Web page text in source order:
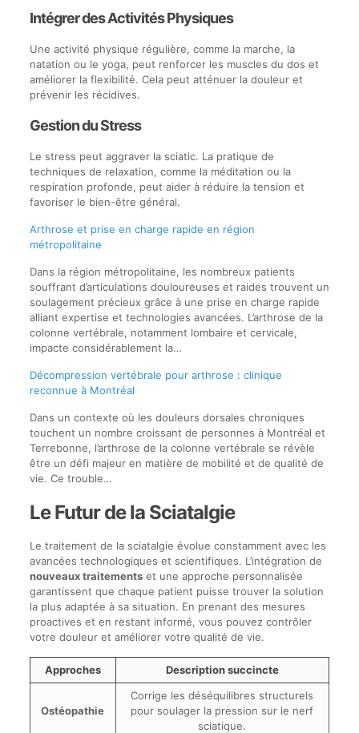
Intégrer des Activités Physiques
Une activité physique régulière, comme la marche, la
natation ou le yoga, peut renforcer les muscles du dos et
améliorer la flexibilité. Cela peut atténuer la douleur et
prévenir les récidives.
Gestion du Stress
Le stress peut aggraver la sciatic. La pratique de
techniques de relaxation, comme la méditation ou la
respiration profonde, peut aider à réduire la tension et
favoriser le bien-être général.
Arthrose et prise en charge rapide en région
métropolitaine
Dans la région métropolitaine, les nombreux patients
souffrant d’articulations douloureuses et raides trouvent un
soulagement précieux grâce à une prise en charge rapide
alliant expertise et technologies avancées. L’arthrose de la
colonne vertébrale, notamment lombaire et cervicale,
impacte considérablement la…
Décompression vertébrale pour arthrose : clinique
reconnue à Montréal
Dans un contexte où les douleurs dorsales chroniques
touchent un nombre croissant de personnes à Montréal et
Terrebonne, l’arthrose de la colonne vertébrale se révèle
être un défi majeur en matière de mobilité et de qualité de
vie. Ce trouble…
Le Futur de la Sciatalgie
Le traitement de la sciatalgie évolue constamment avec les
avancées technologiques et scientifiques. L’intégration de
nouveaux traitementset une approche personnalisée
garantissent que chaque patient puisse trouver la solution
la plus adaptée à sa situation. En prenant des mesures
proactives et en restant informé, vous pouvez contrôler
votre douleur et améliorer votre qualité de vie.
Approches Description succincte
Ostéopathie
Corrige les déséquilibres structurels
pour soulager la pression sur le nerf
sciatique.